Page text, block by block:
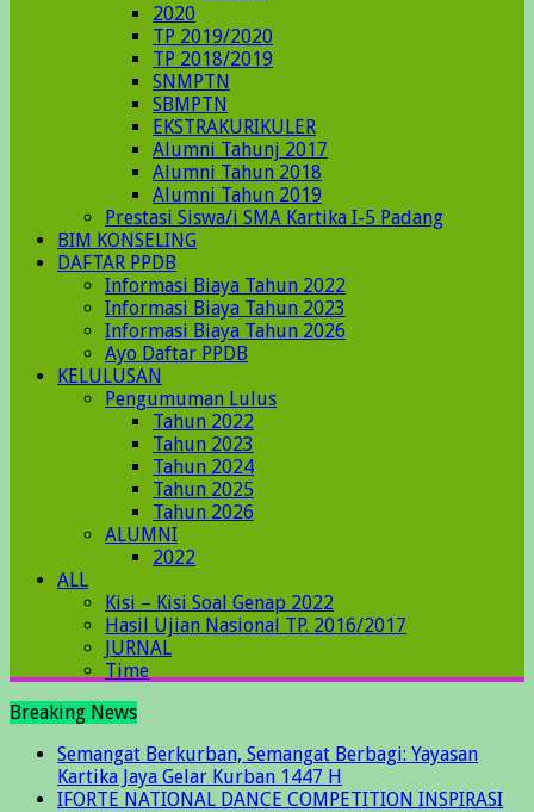
2020
TP 2019/2020
TP 2018/2019
SNMPTN
SBMPTN
EKSTRAKURIKULER
Alumni Tahunj 2017
Alumni Tahun 2018
Alumni Tahun 2019
Prestasi Siswa/i SMA Kartika I-5 Padang
BIM KONSELING
DAFTAR PPDB
Informasi Biaya Tahun 2022
Informasi Biaya Tahun 2023
Informasi Biaya Tahun 2026
Ayo Daftar PPDB
KELULUSAN
Pengumuman Lulus
Tahun 2022
Tahun 2023
Tahun 2024
Tahun 2025
Tahun 2026
ALUMNI
2022
ALL
Kisi – Kisi Soal Genap 2022
Hasil Ujian Nasional TP. 2016/2017
JURNAL
Time
Breaking News
Semangat Berkurban, Semangat Berbagi: Yayasan
Kartika Jaya Gelar Kurban 1447 H
IFORTE NATIONAL DANCE COMPETITION INSPIRASI